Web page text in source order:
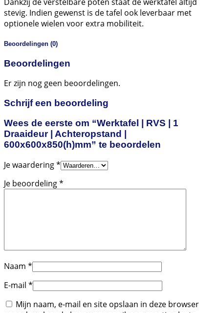
stevig. Indien gewenst is de tafel ook leverbaar met
optionele wielen voor extra mobiliteit.
Beoordelingen (0)
Beoordelingen
Er zijn nog geen beoordelingen.
Schrijf een beoordeling
Wees de eerste om “Werktafel | RVS | 1
Draaideur | Achteropstand |
600x600x850(h)mm” te beoordelen
Je waardering*
Je beoordeling*
Naam *
E-mail *
Mijn naam, e-mail en site opslaan in deze browser